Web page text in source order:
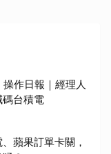
作日報｜經理人
台積電
蘋果訂單卡關，